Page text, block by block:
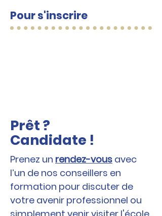
Pour s'inscrire
Prêt ?
Candidate !
Prenez un rendez-vous avec
l’un de nos conseillers en
formation pour discuter de
votre avenir professionnel ou